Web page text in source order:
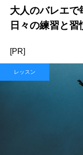
大人のバレエで
日々の練習と習
[PR]
レッスン